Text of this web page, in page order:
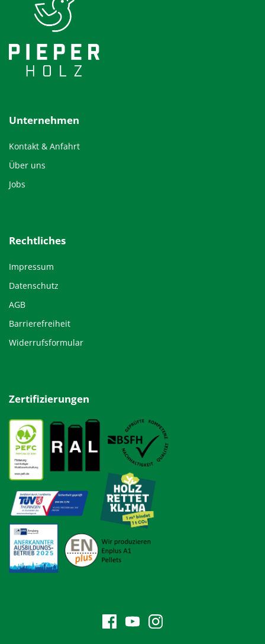
Unternehmen
Kontakt & Anfahrt
Über uns
Jobs
Rechtliches
Impressum
Datenschutz
AGB
Barrierefreiheit
Widerrufsformular
Zertifizierungen